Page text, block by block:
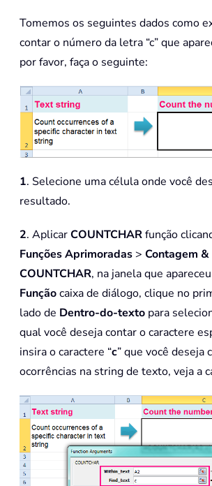
Tomemos os seguintes dados como
contar o número da letra “c” que
por favor, faça o seguinte:
1. Selecione uma célula onde você
resultado.
2. AplicarCOUNTCHARfunção
Funções Aprimoradas > Contagem
COUNTCHAR, na janela que apareceu
Funçãocaixa de diálogo, clique no
lado de Dentro-do-texto para
qual você deseja contar o caractere
insira o caractere “c” que você deseja
ocorrências na string de texto, veja a